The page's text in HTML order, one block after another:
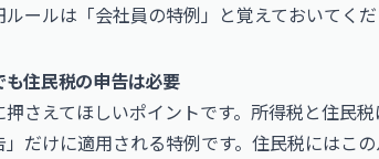
ルールは「会社員の特例」と覚えておいてくだ
も住民税の申告は必要
押さえてほしいポイントです。所得税と住民
だけに適用される特例です。住民税にはこの